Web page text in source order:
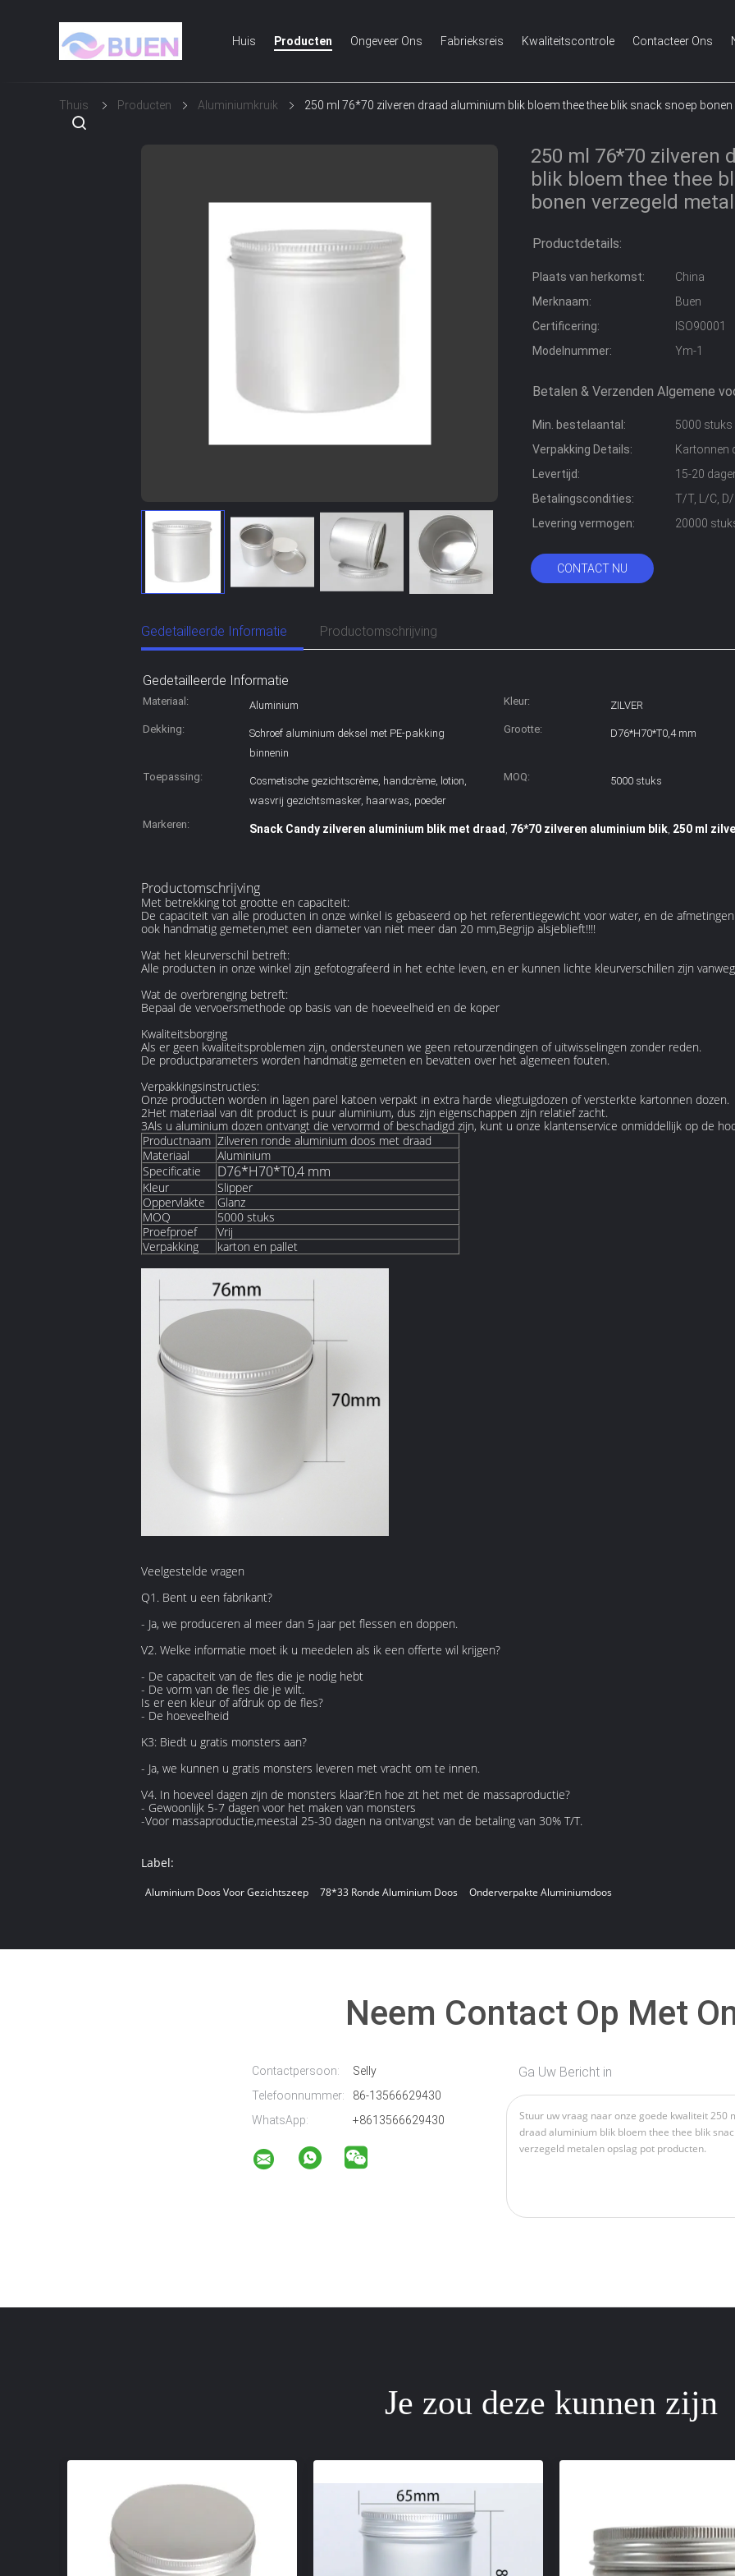
Huis Producten Ongeveer Ons Fabrieksreis Kwaliteitscontrole Contacteer Ons
Thuis Producten Aluminiumkruik 250 ml 76*70 zilveren draad aluminium blik bloem thee thee blik snack snoep
250 ml 76*70 zilveren
blik bloem thee thee
bonen verzegeld
Productdetails:
Plaats van herkomst:
China
Merknaam:
Buen
Certificering:
ISO90001
Modelnummer:
Ym-1
Betalen & Verzenden Algemene
Min. bestelaantal:
5000 stuks
Verpakking Details:
Kartonnen
Levertijd:
15-20
Betalingscondities:
T/T, L/C,
Levering vermogen:
20000
CONTACT NU
Gedetailleerde Informatie Productomschrijving
Gedetailleerde Informatie
Materiaal: Aluminium Kleur:
ZILVER
Dekking:
Schroef aluminium deksel met PE-pakking
binnenin
Grootte: D76*H70*T0,4 mm
Toepassing:
Cosmetische gezichtscrème, handcrème, lotion,
wasvrij gezichtsmasker, haarwas, poeder
MOQ: 5000 stuks
Markeren: Snack Candy zilveren aluminium blik met draad , 76*70 zilveren aluminium blik, 250 ml
Productomschrijving
Met betrekking tot grootte en capaciteit:
De capaciteit van alle producten in onze winkel is gebaseerd op het referentiegewicht voor water, en de
ook handmatig gemeten,met een diameter van niet meer dan 20 mm,Begrijp alsjeblieft!!!!
Wat het kleurverschil betreft:
Alle producten in onze winkel zijn gefotografeerd in het echte leven, en er kunnen lichte kleurverschillen zijn
Wat de overbrenging betreft:
Bepaal de vervoersmethode op basis van de hoeveelheid en de koper
Kwaliteitsborging
Als er geen kwaliteitsproblemen zijn, ondersteunen we geen retourzendingen of uitwisselingen zonder reden.
De productparameters worden handmatig gemeten en bevatten over het algemeen fouten.
Verpakkingsinstructies:
Onze producten worden in lagen parel katoen verpakt in extra harde vliegtuigdozen of versterkte kartonnen dozen.
2Het materiaal van dit product is puur aluminium, dus zijn eigenschappen zijn relatief zacht.
3Als u aluminium dozen ontvangt die vervormd of beschadigd zijn, kunt u onze klantenservice onmiddellijk op de
Productnaam Zilveren ronde aluminium doos met draad
Materiaal
Aluminium
Specificatie
D76*H70*T0,4 mm
Kleur
Slipper
Oppervlakte
Glanz
MOQ
5000 stuks
Proefproef
Vrij
Verpakking
karton en pallet
Veelgestelde vragen
Q1. Bent u een fabrikant?
- Ja, we produceren al meer dan 5 jaar pet flessen en doppen.
V2. Welke informatie moet ik u meedelen als ik een offerte wil krijgen?
- De capaciteit van de fles die je nodig hebt
- De vorm van de fles die je wilt.
Is er een kleur of afdruk op de fles?
- De hoeveelheid
K3: Biedt u gratis monsters aan?
- Ja, we kunnen u gratis monsters leveren met vracht om te innen.
V4. In hoeveel dagen zijn de monsters klaar?En hoe zit het met de massaproductie?
- Gewoonlijk 5-7 dagen voor het maken van monsters
-Voor massaproductie,meestal 25-30 dagen na ontvangst van de betaling van 30% T/T.
Label:
Aluminium Doos Voor Gezichtszeep 78*33 Ronde Aluminium Doos Onderverpakte Aluminiumdoos
Neem Contact Op Met
Contactpersoon:
Selly
Telefoonnummer:
86-13566629430
WhatsApp:
+8613566629430
Ga Uw Bericht in
Je zou deze kunnen zijn